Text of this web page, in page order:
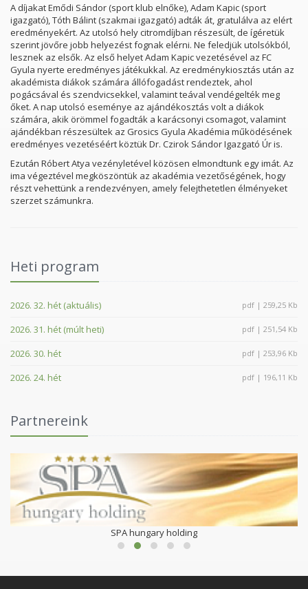
A díjakat Emődi Sándor (sport klub elnőke), Adam Kapic (sport
igazgató), Tóth Bálint (szakmai igazgató) adták át, gratulálva az elért
eredményekért. Az utolsó hely citromdíjban részesült, de ígéretük
szerint jövőre jobb helyezést fognak elérni. Ne feledjük utolsókból,
lesznek az elsők. Az első helyet Adam Kapic vezetésével az FC
Gyula nyerte eredményes játékukkal. Az eredménykiosztás után az
akadémista diákok számára állófogadást rendeztek, ahol
pogácsával és szendvicsekkel, valamint teával vendégelték meg
őket. A nap utolsó eseménye az ajándékosztás volt a diákok
számára, akik örömmel fogadták a karácsonyi csomagot, valamint
ajándékban részesültek az Grosics Gyula Akadémia működésének
eredményes vezetéséért köztük Dr. Czirok Sándor Igazgató Úr is.
Ezután Róbert Atya vezényletével közösen elmondtunk egy imát. Az
ima végeztével megköszöntük az akadémia vezetőségének, hogy
részt vehettünk a rendezvényen, amely felejthetetlen élményeket
szerzet számunkra.
Heti program
2026. 32. hét (aktuális) pdf | 259,25 Kb
2026. 31. hét (múlt heti) pdf | 251,54 Kb
2026. 30. hét pdf | 253,96 Kb
2026. 24. hét pdf | 196,11 Kb
Partnereink
SPA hungary holding